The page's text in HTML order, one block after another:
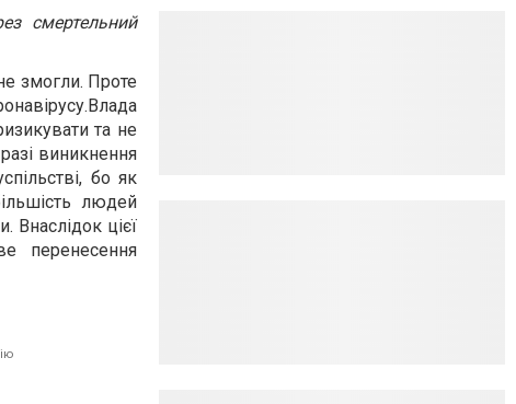
смертельний
змогли. Проте
Влада
та не
виникнення
бо як
людей
Внаслідок цієї
перенесення